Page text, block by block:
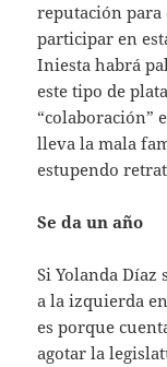
reputación para
participar en
Iniesta habrá
este tipo de
“colaboración”
lleva la mala
estupendo
Se da un año
Si Yolanda Díaz
a la izquierda
es porque
agotar la